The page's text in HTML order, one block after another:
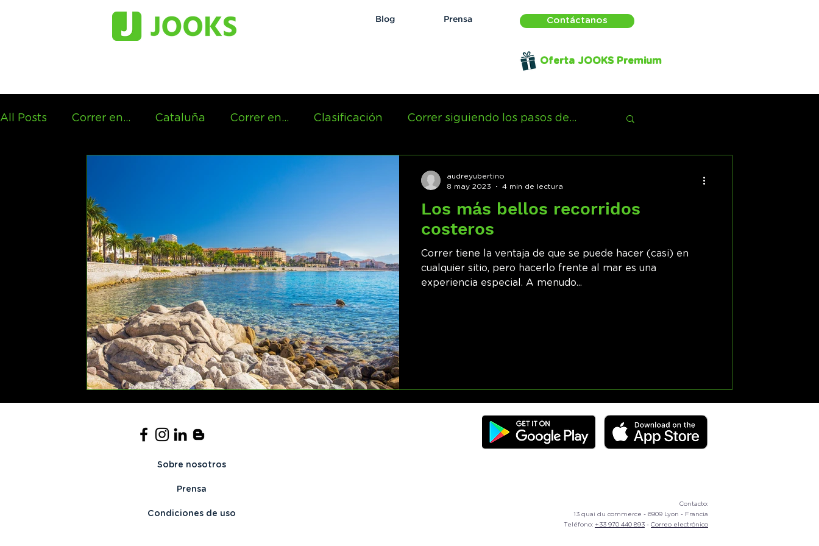
Blog Prensa Contáctanos
Oferta JOOKS Premium
All Posts Correr en... Cataluña Correr en... Clasificación Correr siguiendo los pasos de...
Los más bellos recorridos
costeros
Correr tiene la ventaja de que se puede hacer (casi) en
cualquier sitio, pero hacerlo frente al mar es una
experiencia especial. A menudo...
audreyubertino
8 may 2023
4 min de lectura
Sobre nosotros
Prensa
Condiciones de uso
Contacto:
13 quai du commerce - 6909 Lyon - Francia
Teléfono: +33 970 440 893 - Correo electrónico